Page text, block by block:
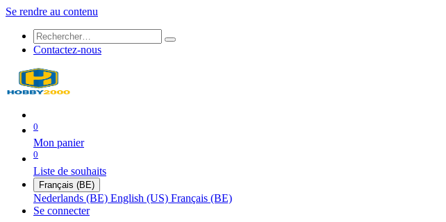
Se rendre au contenu
Contactez-nous
0
Mon panier
0
Liste de souhaits
Français (BE)
Nederlands (BE) English (US) Français (BE)
Se connecter